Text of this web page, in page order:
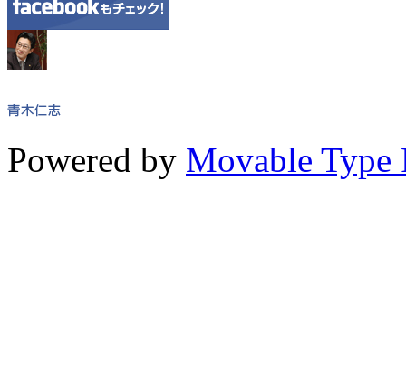
Powered by Movable Type